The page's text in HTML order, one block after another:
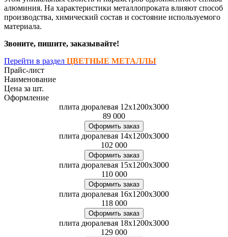
алюминия. На характеристики металлопроката влияют способ
производства, химический состав и состояние используемого
материала.
Звоните, пишите, заказывайте!
Перейти в раздел ЦВЕТНЫЕ МЕТАЛЛЫ
Прайс-лист
Наименование
Цена за шт.
Оформление
плита дюралевая 12x1200x3000
89 000
Оформить заказ
плита дюралевая 14x1200x3000
102 000
Оформить заказ
плита дюралевая 15x1200x3000
110 000
Оформить заказ
плита дюралевая 16x1200x3000
118 000
Оформить заказ
плита дюралевая 18x1200x3000
129 000